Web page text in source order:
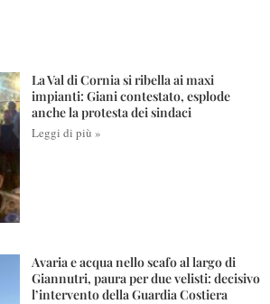
La Val di Cornia si ribella ai maxi
impianti: Giani contestato, esplode
anche la protesta dei sindaci
Leggi di più »
Avaria e acqua nello scafo al largo di
Giannutri, paura per due velisti: decisivo
l’intervento della Guardia Costiera